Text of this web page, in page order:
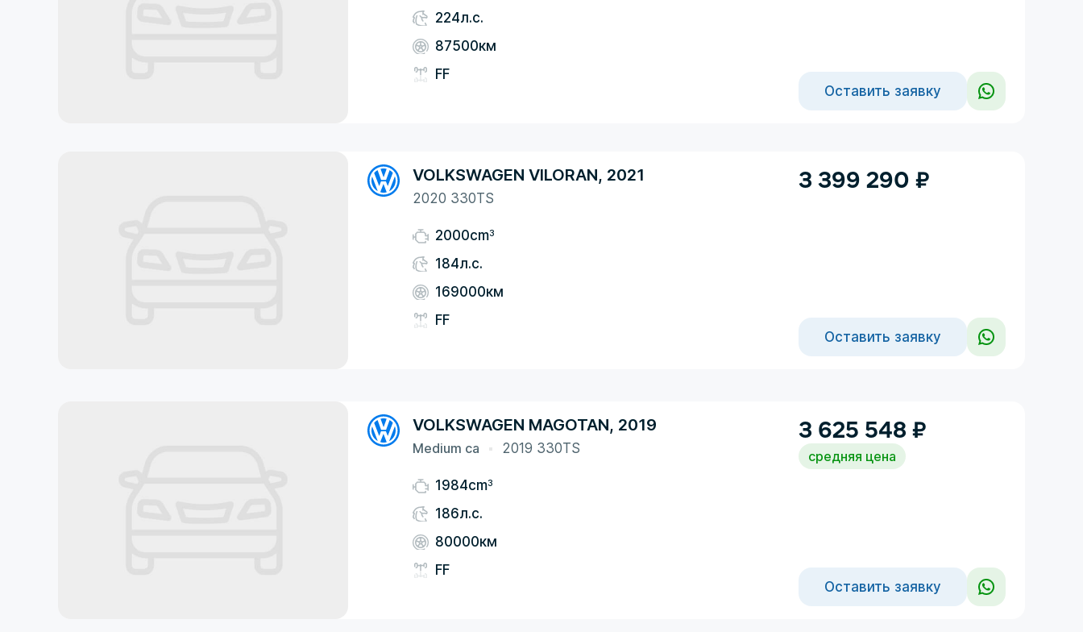
224л.с.
87500км
FF
Оставить заявку
VOLKSWAGEN VILORAN, 2021
2020 330TS
2000cm3
184л.с.
169000км
FF
3 399 290 ₽
Оставить заявку
VOLKSWAGEN MAGOTAN, 2019
Medium ca 2019 330TS
1984cm3
186л.с.
80000км
FF
3 625 548 ₽
средняя цена
Оставить заявку